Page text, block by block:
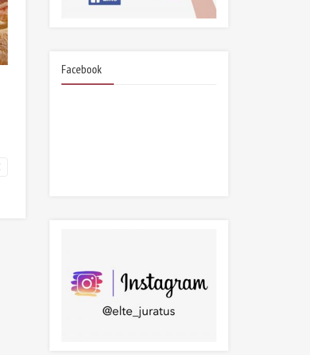
Facebook